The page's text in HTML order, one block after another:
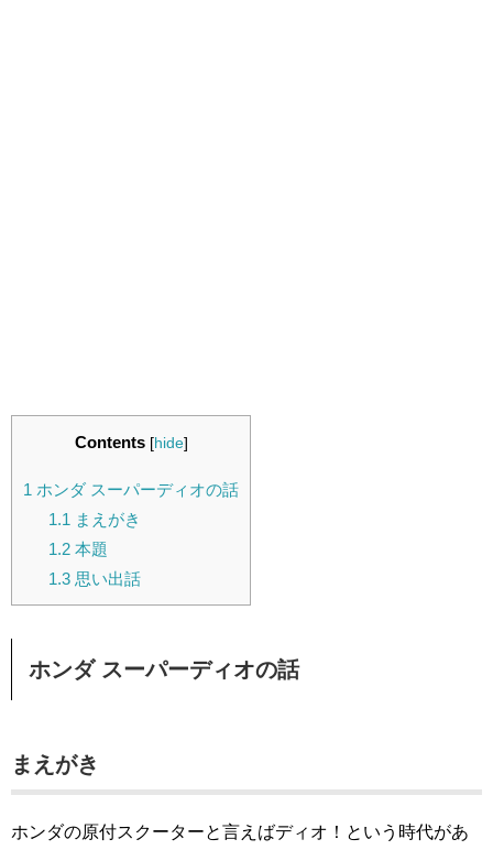
Contents [hide]
1 ホンダ スーパーディオの話
1.1 まえがき
1.2本題
1.3思い出話
ホンダ スーパーディオの話
まえがき
ホンダの原付スクーターと言えばディオ！という時代があ